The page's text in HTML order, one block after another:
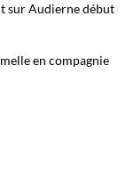
sur Audierne début
en compagnie